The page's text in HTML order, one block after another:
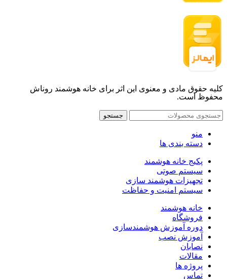
کلیه حقوق مادی و معنوی این اثر برای خانه هوشمند روناش
محفوظ است.
جستجو
منو
دسته بندی ها
پکیج خانه هوشمند
سیستم صوتی
تجهیزات هوشمند سازی
سیستم امنیت و حفاظت
خانه هوشمند
فروشگاه
دوره آموزش هوشمندسازی
آموزش نصب
نصابان
مقالات
پروژه ها
تماس